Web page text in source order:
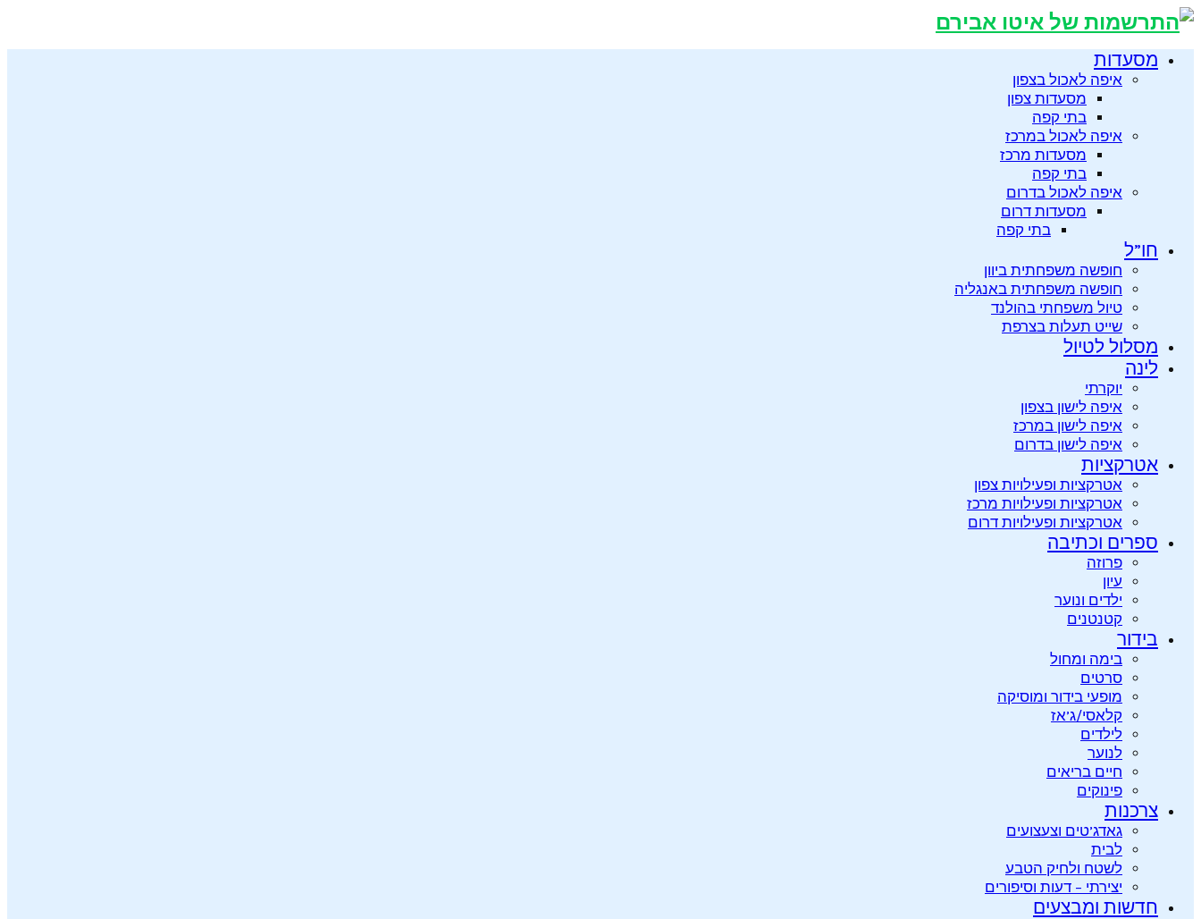
מסעדות
איפה לאכול בצפון
מסעדות צפון
בתי קפה
איפה לאכול במרכז
מסעדות מרכז
בתי קפה
איפה לאכול בדרום
מסעדות דרום
בתי קפה
חו”ל
חופשה משפחתית ביוון
חופשה משפחתית באנגליה
טיול משפחתי בהולנד
שייט תעלות בצרפת
מסלול לטיול
לינה
יוקרתי
איפה לישון בצפון
איפה לישון במרכז
איפה לישון בדרום
אטרקציות
אטרקציות ופעילויות צפון
אטרקציות ופעילויות מרכז
אטרקציות ופעילויות דרום
ספרים וכתיבה
פרוזה
עיון
ילדים ונוער
קטנטנים
בידור
בימה ומחול
סרטים
מופעי בידור ומוסיקה
קלאסי/ג’אז
לילדים
לנוער
חיים בריאים
פינוקים
צרכנות
גאדג’טים וצעצועים
לבית
לשטח ולחיק הטבע
יצירתי – דעות וסיפורים
חדשות ומבצעים